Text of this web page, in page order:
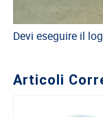
Banca
Tirocinanti
Normativa
Devi eseguire il
Articoli